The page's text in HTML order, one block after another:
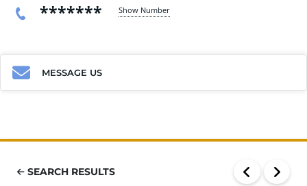
******* Show Number
MESSAGE US
SEARCH RESULTS